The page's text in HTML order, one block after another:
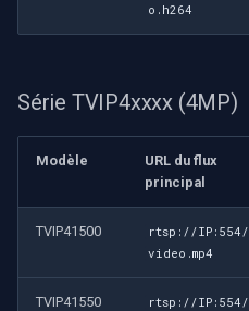
o.h264
Série TVIP4xxxx (4MP)
Modèle
URL du flux
principal
TVIP41500
rtsp://IP:554/
video.mp4
TVIP41550
rtsp://IP:554/